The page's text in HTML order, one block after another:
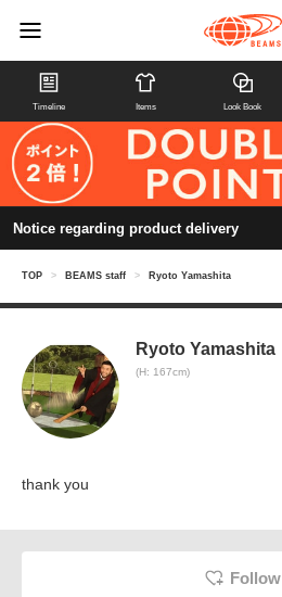
Timeline Items Look Book
Notice regarding product delivery
TOP > BEAMS staff > Ryoto Yamashita
Ryoto Yamashita
(H: 167cm)
thank you
Follow